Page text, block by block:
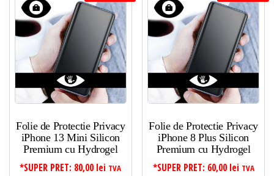
Folie de Protectie Privacy
iPhone 13 Mini Silicon
Premium cu Hydrogel
*SUPER PRET: 80,00 lei TVA
Folie de Protectie Privacy
iPhone 8 Plus Silicon
Premium cu Hydrogel
*SUPER PRET: 60,00 lei TVA